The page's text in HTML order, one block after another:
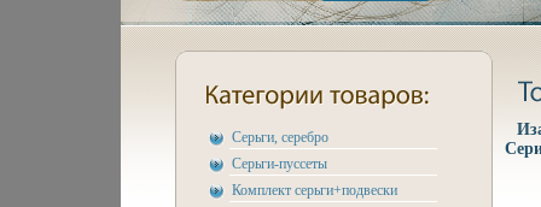
Серьги, серебро
Серьги-пуссеты
Комплект серьги+подвески